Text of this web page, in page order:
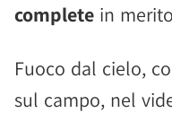
complete in
Fuoco dal cielo,
sul campo, nel